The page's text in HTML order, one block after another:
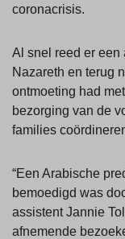
coronacrisis.
Al snel reed er een
Nazareth en terug
ontmoeting had
bezorging van de
families
“Een Arabische
bemoedigd was
assistent Jannie
afnemende